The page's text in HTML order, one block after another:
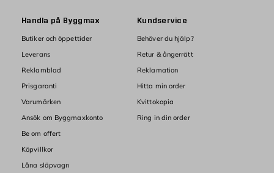
Handla på Byggmax
Butiker och öppettider
Leverans
Reklamblad
Prisgaranti
Varumärken
Ansök om Byggmaxkonto
Be om offert
Köpvillkor
Låna släpvagn
Kundservice
Behöver du hjälp?
Retur & ångerrätt
Reklamation
Hitta min order
Kvittokopia
Ring in din order